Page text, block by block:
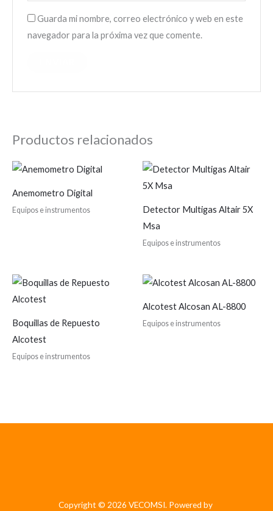
Guarda mi nombre, correo electrónico y web en este
navegador para la próxima vez que comente.
Productos relacionados
Anemometro Digital
Equipos e instrumentos
Detector Multigas Altair 5X
Msa
Equipos e instrumentos
Boquillas de Repuesto
Alcotest
Equipos e instrumentos
Alcotest Alcosan AL-8800
Equipos e instrumentos
Copyright © 2026 VECOMSI. Powered by